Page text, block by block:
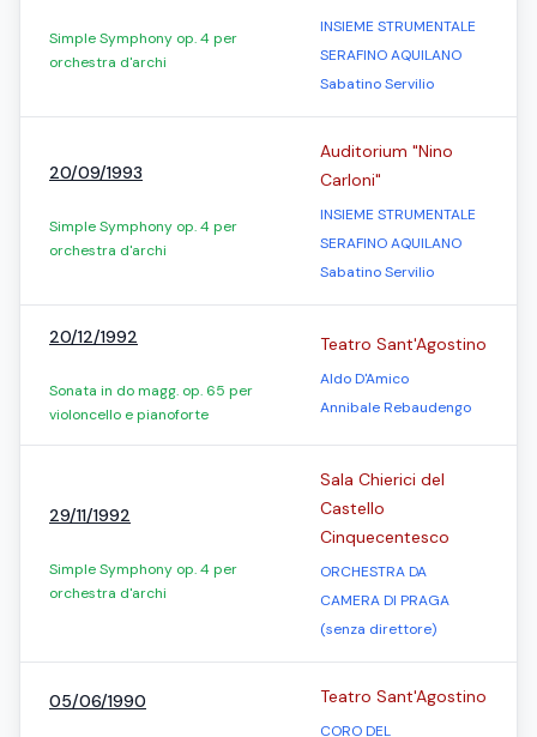
Simple Symphony op. 4 per
orchestra d'archi
INSIEME STRUMENTALE
SERAFINO AQUILANO
Sabatino Servilio
20/09/1993
Simple Symphony op. 4 per
orchestra d'archi
Auditorium "Nino
Carloni"
INSIEME STRUMENTALE
SERAFINO AQUILANO
Sabatino Servilio
20/12/1992
Sonata in do magg. op. 65 per
violoncello e pianoforte
Teatro Sant'Agostino
Aldo D'Amico
Annibale Rebaudengo
29/11/1992
Simple Symphony op. 4 per
orchestra d'archi
Sala Chierici del
Castello
Cinquecentesco
ORCHESTRA DA
CAMERA DI PRAGA
(senza direttore)
05/06/1990 Teatro Sant'Agostino
CORO DEL